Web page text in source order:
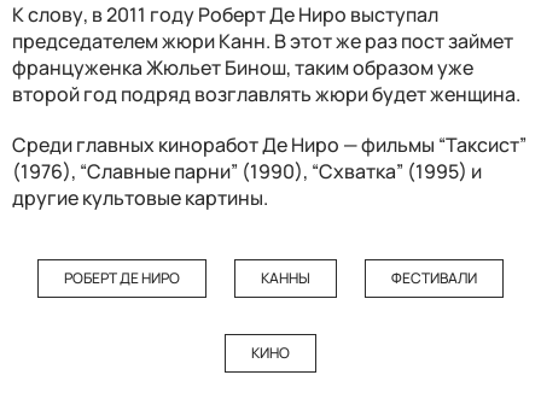
К слову, в 2011 году Роберт Де Ниро выступал
председателем жюри Канн. В этот же раз пост займет
француженка Жюльет Бинош, таким образом уже
второй год подряд возглавлять жюри будет женщина.
Среди главных киноработ Де Ниро — фильмы “Таксист”
(1976), “Славные парни” (1990), “Схватка” (1995) и
другие культовые картины.
РОБЕРТ ДЕ НИРО КАННЫ ФЕСТИВАЛИ
КИНО